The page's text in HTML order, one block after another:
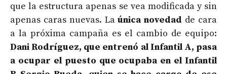
que la estructura apenas se vea modificada y sin
apenas caras nuevas. Laúnica novedad de cara
a la próxima campaña es el cambio de equipo:
Dani Rodríguez, que entrenó al Infantil A, pasa
a ocupar el puesto que ocupaba en el Infantil